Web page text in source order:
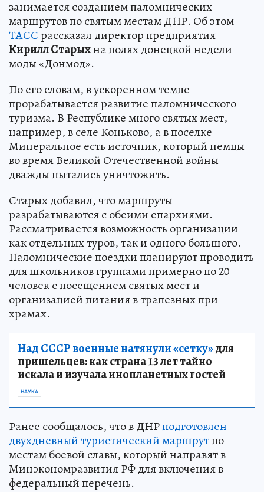
занимается созданием паломнических
маршрутов по святым местам ДНР. Об этом
ТАССрассказал директор предприятия
Кирилл Старыхна полях донецкой недели
моды «Донмод».
По его словам, в ускоренном темпе
прорабатывается развитие паломнического
туризма. В Республике много святых мест,
например, в селе Коньково, а в поселке
Минеральное есть источник, который немцы
во время Великой Отечественной войны
дважды пытались уничтожить.
Старых добавил, что маршруты
разрабатываются с обеими епархиями.
Рассматривается возможность организации
как отдельных туров, так и одного большого.
Паломнические поездки планируют проводить
для школьников группами примерно по 20
человек с посещением святых мест и
организацией питания в трапезных при
храмах.
Над СССР военные натянули «сетку»для
пришельцев: как страна 13 лет тайно
искала и изучала инопланетных гостей
НАУКА
Ранее сообщалось, что в ДНРподготовлен
двухдневный туристический маршрутпо
местам боевой славы, который направят в
Минэкономразвития РФ для включения в
федеральный перечень.